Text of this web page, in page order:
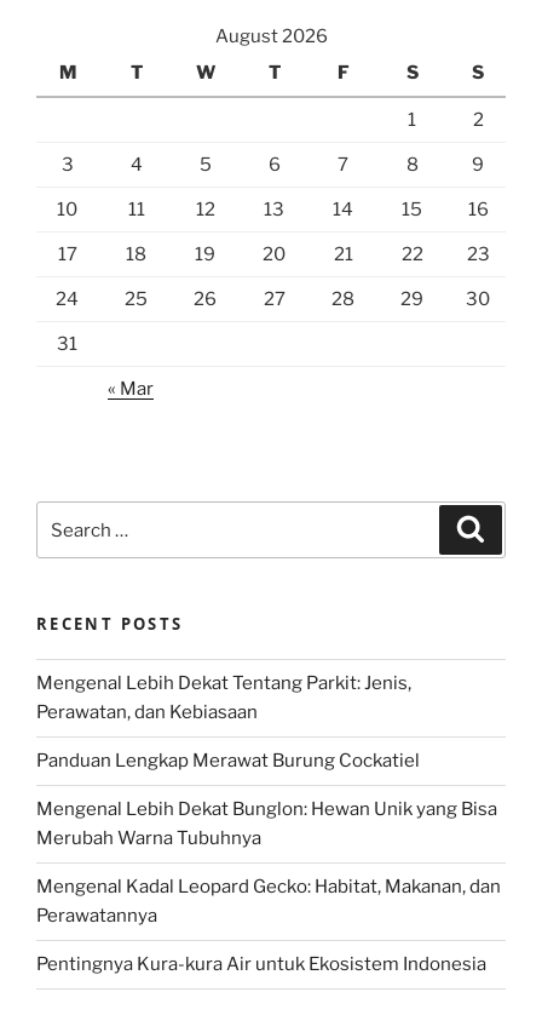
August 2026
M
T W T F S S
1 2
3 4 5 6 7 8 9
10 11 12 13 14 15 16
17 18 19 20 21 22 23
24 25 26 27 28 29 30
31
« Mar
for:
RECENT POSTS
Mengenal Lebih Dekat Tentang Parkit: Jenis,
Perawatan, dan Kebiasaan
Panduan Lengkap Merawat Burung Cockatiel
Mengenal Lebih Dekat Bunglon: Hewan Unik yang Bisa
Merubah Warna Tubuhnya
Mengenal Kadal Leopard Gecko: Habitat, Makanan, dan
Perawatannya
Pentingnya Kura-kura Air untuk Ekosistem Indonesia